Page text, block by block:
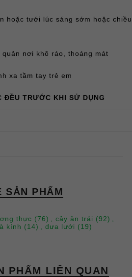
hoặc tưới lúc sáng sớm hoặc chiều
quản nơi khô ráo, thoáng mát
xa tầm tay trẻ em
ĐỀU TRƯỚC KHI SỬ DỤNG
SẢN PHẨM
thực (76) , cây ăn trái (92) ,
kính (14) , dưa lưới (19)
PHẨM LIÊN QUAN